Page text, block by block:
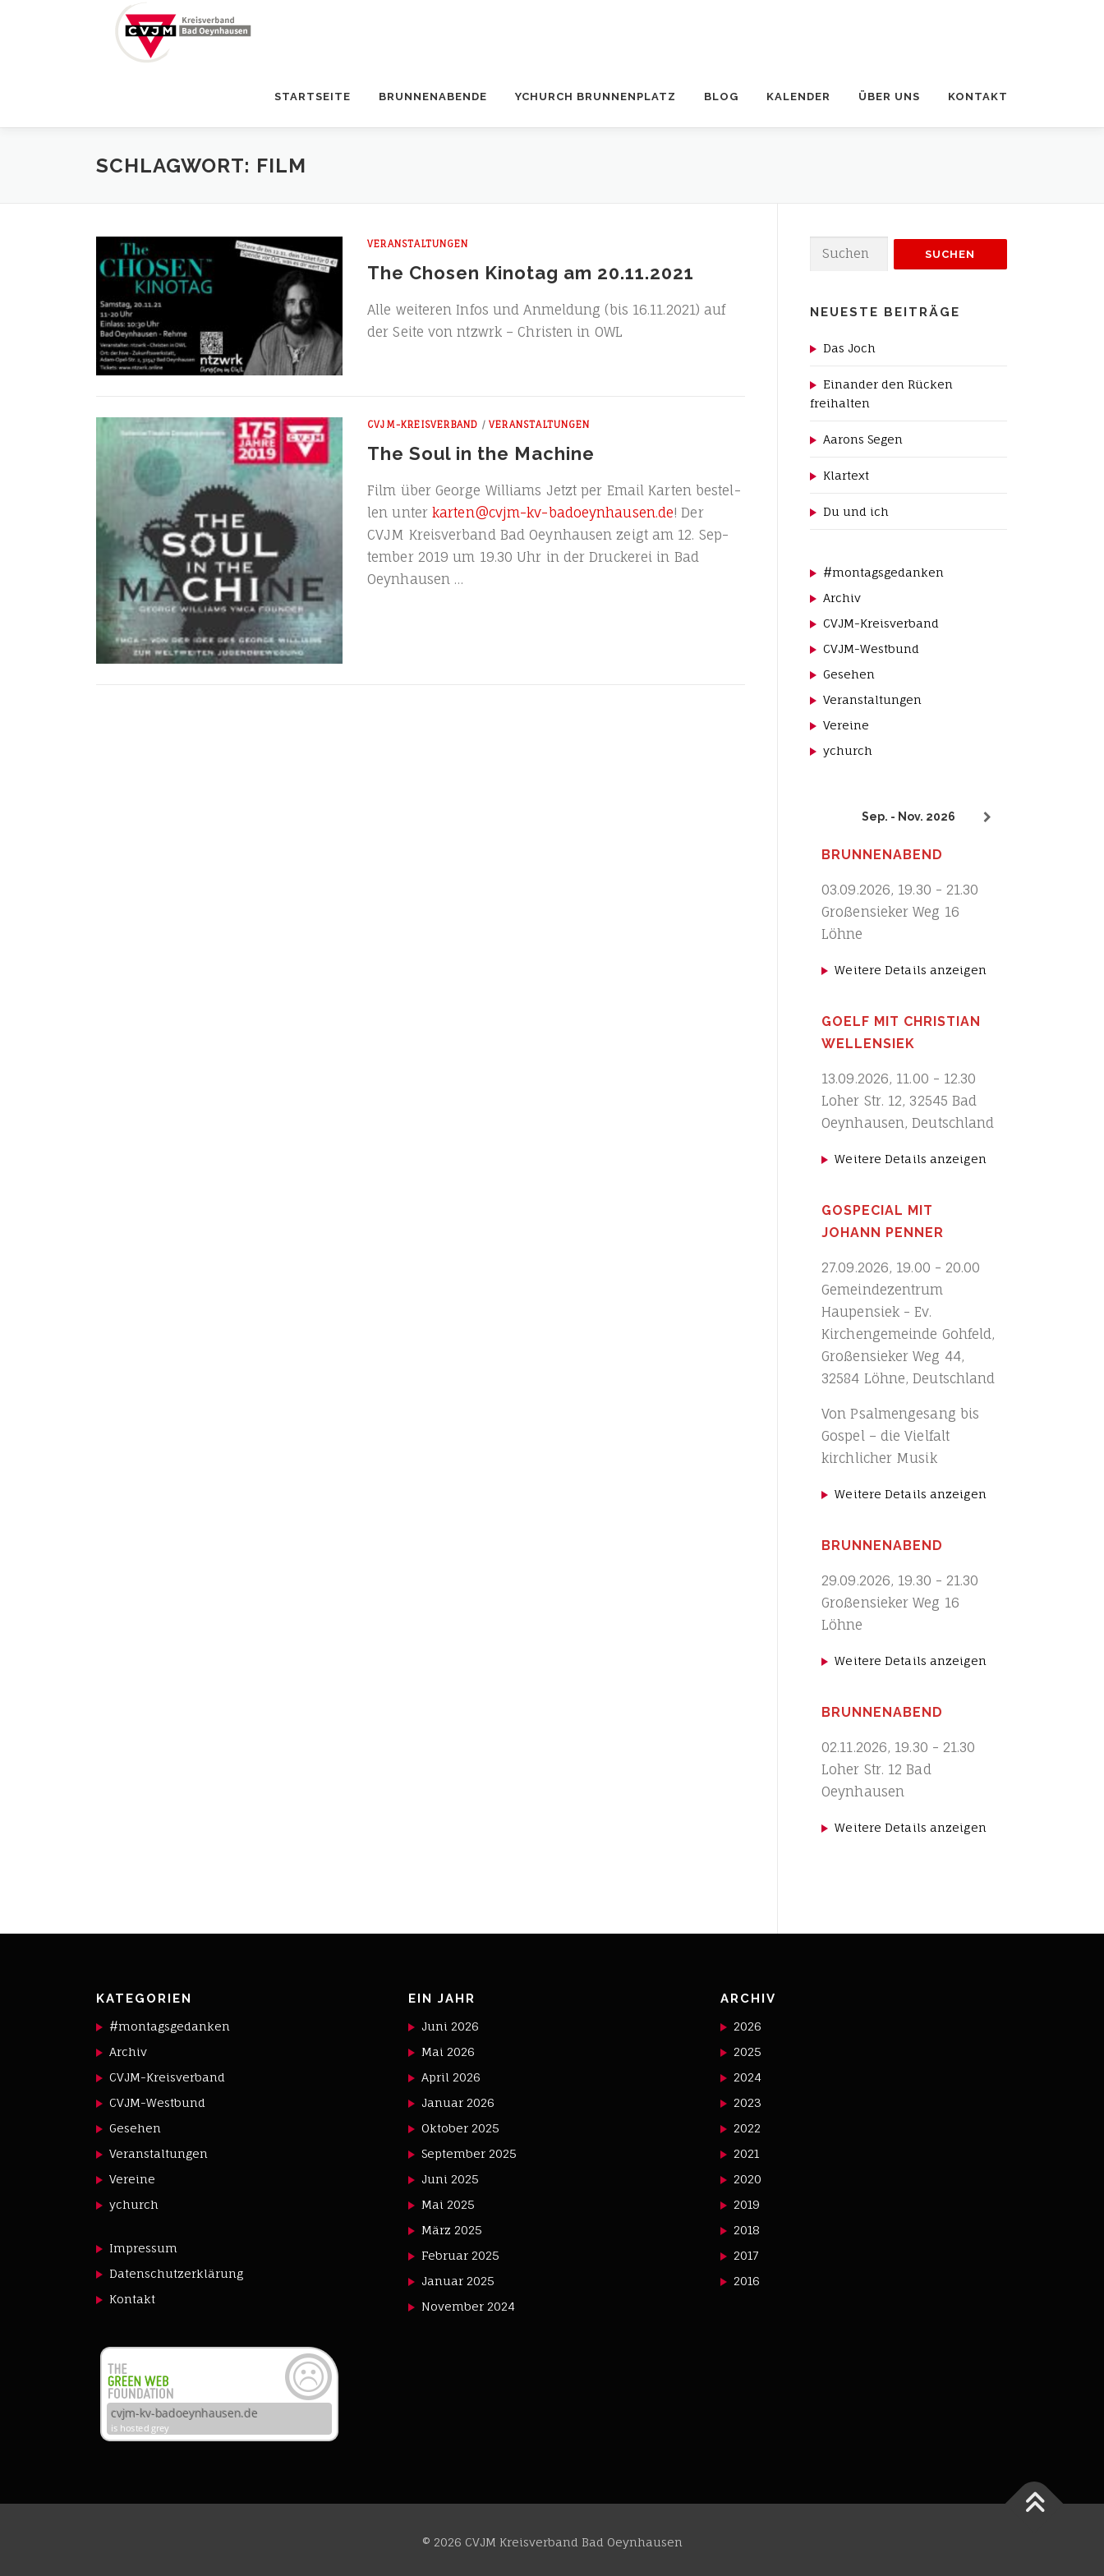
STARTSEITE BRUNNENABENDE YCHURCH BRUNNENPLATZ BLOG KALENDER ÜBER UNS KONTAKT
SCHLAGWORT: FILM
VERANSTALTUNGEN
The Chosen Kinotag am 20.11.2021
Alle wei­te­ren Infos und Anmel­dung (bis 16.11.2021) auf
der Sei­te von ntzwrk – Chris­ten in OWL
CVJM-KREISVERBAND /VERANSTALTUNGEN
The Soul in the Machine
Film über Geor­ge Wil­liams Jetzt per Email Kar­ten bestel­
len unter karten@cvjm-kv-badoeynhausen.de! Der
CVJM Kreis­ver­band Bad Oeyn­hau­sen zeigt am 12. Sep­
tem­ber 2019 um 19.30 Uhr in der Dru­cke­rei in Bad
Oeynhausen …
Suchen
NEUESTE BEITRÄGE
Das Joch
Einander den Rücken
freihalten
Aarons Segen
Klartext
Du und ich
#montagsgedanken
Archiv
CVJM-Kreisverband
CVJM-Westbund
Gesehen
Veranstaltungen
Vereine
ychurch
Sep. - Nov. 2026
BRUNNENABEND
03.09.2026, 19.30 -21.30
Großensieker Weg 16
Löhne
Weitere Details anzeigen
GOELF MIT CHRISTIAN
WELLENSIEK
13.09.2026, 11.00 - 12.30
Loher Str. 12, 32545 Bad
Oeynhausen, Deutschland
Weitere Details anzeigen
GOSPECIAL MIT
JOHANN PENNER
27.09.2026, 19.00 -20.00
Gemeindezentrum
Haupensiek - Ev.
Kirchengemeinde Gohfeld,
Großensieker Weg 44,
32584 Löhne, Deutschland
Von Psalmengesang bis
Gospel – die Vielfalt
kirchlicher Musik
Weitere Details anzeigen
BRUNNENABEND
29.09.2026, 19.30 -21.30
Großensieker Weg 16
Löhne
Weitere Details anzeigen
BRUNNENABEND
02.11.2026, 19.30 -21.30
Loher Str. 12 Bad
Oeynhausen
Weitere Details anzeigen
KATEGORIEN
#montagsgedanken
Archiv
CVJM-Kreisverband
CVJM-Westbund
Gesehen
Veranstaltungen
Vereine
ychurch
Impressum
Datenschutzerklärung
Kontakt
EIN JAHR
Juni 2026
Mai 2026
April 2026
Januar 2026
Oktober 2025
September 2025
Juni 2025
Mai 2025
März 2025
Februar 2025
Januar 2025
November 2024
ARCHIV
2026
2025
2024
2023
2022
2021
2020
2019
2018
2017
2016
© 2026 CVJM Kreisverband Bad Oeynhausen